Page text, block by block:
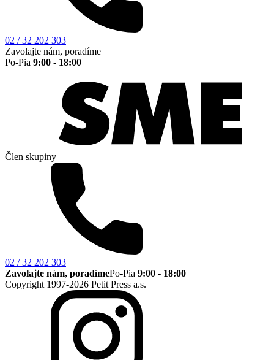
02 / 32 202 303
Zavolajte nám, poradíme
Po-Pia 9:00 - 18:00
Člen skupiny
02 / 32 202 303
Zavolajte nám, poradímePo-Pia 9:00 - 18:00
Copyright 1997-2026 Petit Press a.s.